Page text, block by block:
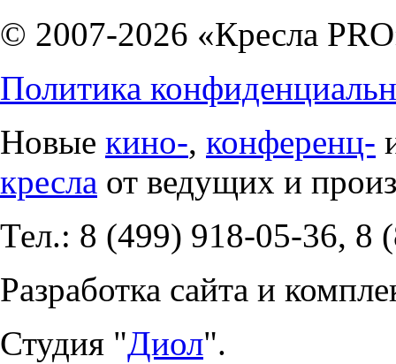
© 2007-2026 «Кресла
Политика
Новые кино-, конференц-
кресла от ведущих и
Тел.: 8 (499) 918-05-36, 8
Разработка сайта и
Студия "Диол".